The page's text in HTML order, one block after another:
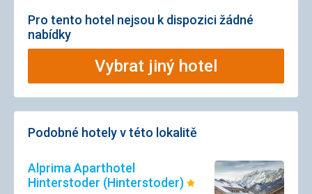
Pro tento hotel nejsou k dispozici žádné
nabídky
Vybrat jiný hotel
Podobné hotely v této lokalitě
Alprima Aparthotel
Hinterstoder (Hinterstoder)Hodnocení: